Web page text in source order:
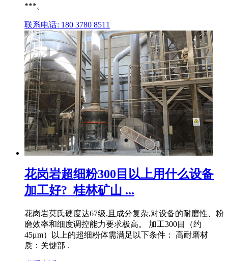
***。
联系电话: 180 3780 8511
花岗岩超细粉300目以上用什么设备
加工好?_桂林矿山 ...
花岗岩莫氏硬度达67级,且成分复杂,对设备的耐磨性、粉
磨效率和细度调控能力要求极高。 加工300目（约
45μm）以上的超细粉体需满足以下条件： 高耐磨材
质：关键部 .